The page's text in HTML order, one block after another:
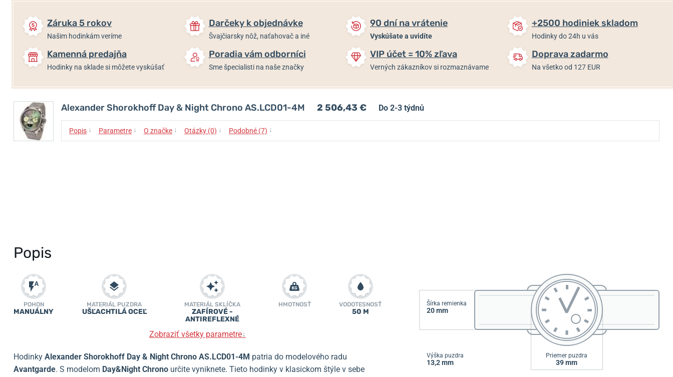
Záruka 5 rokov
Našim hodinkám veríme
Darčeky k objednávke
Švajčiarsky nôž, naťahovač a iné
90 dní na vrátenie
Vyskúšate a uvidíte
+2500 hodiniek skladom
Hodinky do 24h u vás
Kamenná predajňa
Hodinky na sklade si môžete vyskúšať
Poradia vám odborníci
Sme špecialisti na naše značky
VIP účet = 10% zľava
Verných zákazníkov si rozmaznávame
Doprava zadarmo
Na všetko od 127 EUR
Alexander Shorokhoff Day & Night Chrono AS.LCD01-4M 2 506,43 € Do 2-3 týdnů
Popis ↓ Parametre ↓ O značke ↓ Otázky (0) ↓ Podobné (7) ↓
Popis
POHON
MANUÁLNY
MATERIÁL PUZDRA
UŠĽACHTILÁ OCEĽ
MATERIÁL SKLÍČKA
ZAFÍROVÉ -
ANTIREFLEXNÉ
HMOTNOSŤ VODOTESNOSŤ
50 M
Zobraziť všetky parametre↓
Hodinky Alexander Shorokhoff Day & Night Chrono AS.LCD01-4M patria do modelového radu
Avantgarde. S modelom Day&Night Chrono určite vyniknete. Tieto hodinky v klasickom štýle v sebe
Šírka remienka
20 mm
Výška puzdra
13,2 mm
Priemer puzdra
39 mm